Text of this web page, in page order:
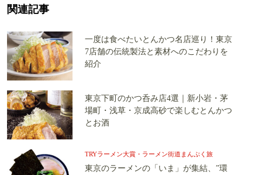
関連記事
一度は食べたいとんかつ名店巡り！東京
7店舗の伝統製法と素材へのこだわりを
紹介
東京下町のかつ呑み店4選｜新小岩・茅
場町・浅草・京成高砂で楽しむとんかつ
とお酒
TRYラーメン大賞・ラーメン街道まんぷく旅
東京のラーメンの「いま」が集結、”環